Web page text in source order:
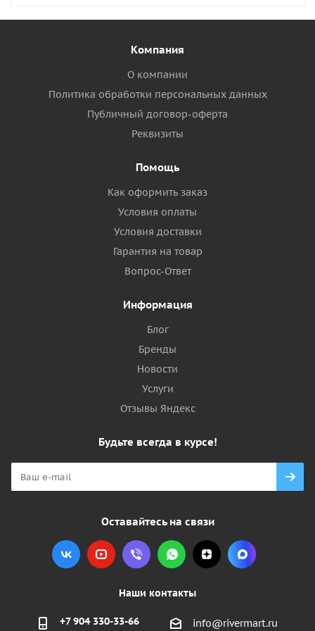
Компания
О компании
Политика обработки персональных данных
Публичный договор-оферта
Реквизиты
Помощь
Как оформить заказ
Условия оплаты
Условия доставки
Гарантия на товар
Вопрос-Ответ
Информация
Блог
Бренды
Новости
Услуги
Отзывы Яндекс
Будьте всегда в курсе!
Оставайтесь на связи
Наши контакты
+7 904 330-33-66 info@rivermart.ru